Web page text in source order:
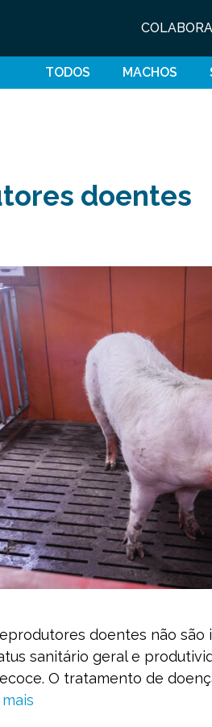
TODOS MACHOS
doentes
doentes não são
sanitário geral e
O tratamento de